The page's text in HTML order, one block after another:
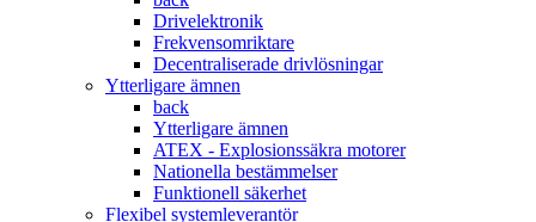
Drivelektronik
Frekvensomriktare
Decentraliserade drivlösningar
Ytterligare ämnen
back
Ytterligare ämnen
ATEX - Explosionssäkra motorer
Nationella bestämmelser
Funktionell säkerhet
Flexibel systemleverantör